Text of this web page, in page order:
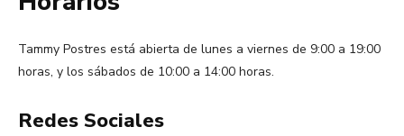
Tammy Postres está abierta de lunes a viernes de 9:00 a 19:00
horas, y los sábados de 10:00 a 14:00 horas.
Redes Sociales